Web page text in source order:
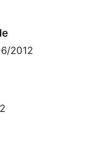
2012